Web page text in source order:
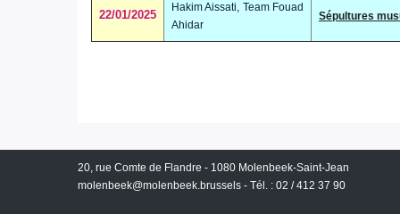
22/01/2025
Hakim Aissati, Team Fouad
Ahidar
Sépultures
20, rue Comte de Flandre - 1080 Molenbeek-Saint-Jean
molenbeek@molenbeek.brussels - Tél. : 02 / 412 37 90